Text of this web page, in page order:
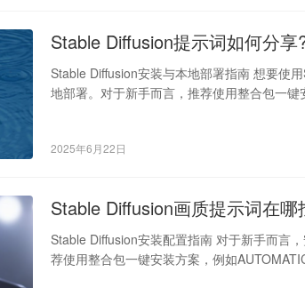
Stable Diffusion提示词如何分
Stable Diffusion安装与本地部署指南 想要使
地部署。对于新手而言，推荐使用整合包一
2025年6月22日
Stable Diffusion画质提示词在
Stable Diffusion安装配置指南 对于新手而言
荐使用整合包一键安装方案，例如